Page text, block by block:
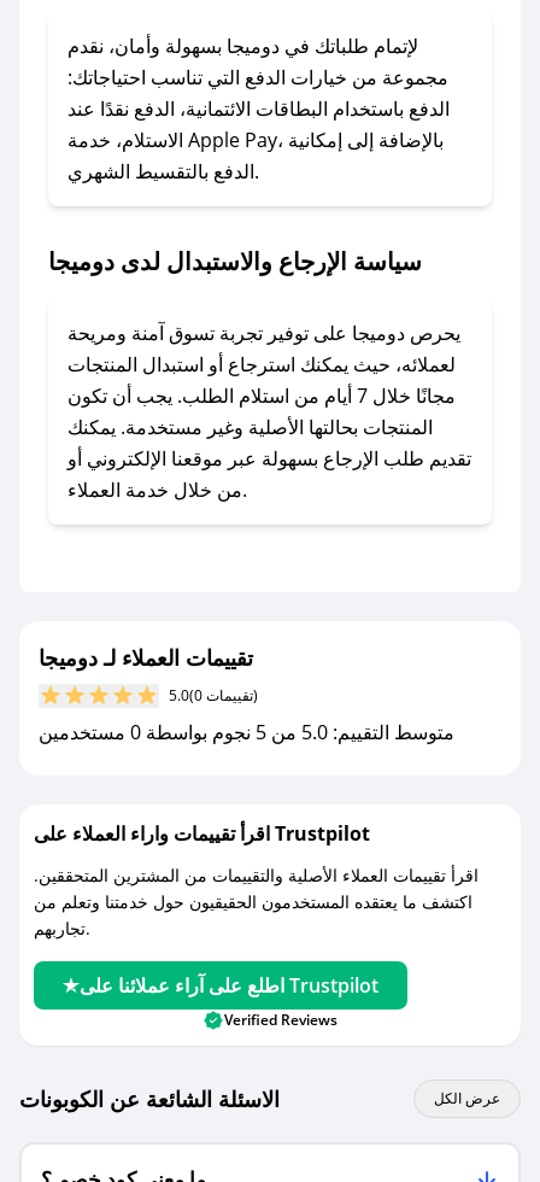
الرسائل الخاصة على تويتر أو البريد الإلكتروني،
وسنقوم بحل المشكلة في أسرع وقت ممكن.
### ماذا أفعل إذا لم أجد كود خصم لمتجري
المفضل؟
في حال عدم توفر كوبونات لمتجرك المفضل، يمكنك
أسرع وقت ممكن.
### كيف تحصل على كوبونات خصم حصرية من
دوميجا؟
للحصول على كوبونات وخصومات حصرية، قم بما
يلي:
- اضغط على أيقونة متابعة لمتجر دوميجا في تطبيق
صحصح.
مع صحصح، تسوق بذكاء ووفّر على كل مشترياتك مع
لإتمام طلباتك في دوميجا بسهولة وأمان، نقدم
مجموعة من خيارات الدفع التي تناسب احتياجاتك:
الدفع باستخدام البطاقات الائتمانية، الدفع نقدًا عند
الاستلام، خدمة Apple Pay، بالإضافة إلى إمكانية
الدفع بالتقسيط الشهري.
سياسة الإرجاع والاستبدال لدى دوميجا
يحرص دوميجا على توفير تجربة تسوق آمنة ومريحة
لعملائه، حيث يمكنك استرجاع أو استبدال المنتجات
مجانًا خلال 7 أيام من استلام الطلب. يجب أن تكون
المنتجات بحالتها الأصلية وغير مستخدمة. يمكنك
تقديم طلب الإرجاع بسهولة عبر موقعنا الإلكتروني أو
من خلال خدمة العملاء.
تقييمات العملاء لـ دوميجا
5.0 (0 تقييمات)
متوسط التقييم: 5.0 من 5 نجوم بواسطة 0 مستخدمين
اقرأ تقييمات واراء العملاء على Trustpilot
اقرأ تقييمات العملاء الأصلية والتقييمات من المشترين المتحققين.
اكتشف ما يعتقده المستخدمون الحقيقيون حول خدمتنا وتعلم من
تجاربهم.
اطلع على آراء عملائنا على Trustpilot
Verified Reviews
الاسئلة الشائعة عن الكوبونات عرض الكل